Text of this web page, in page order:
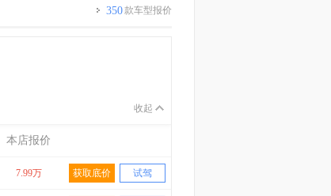
350款车型报价
收起
本店报价
7.99万 获取底价 试驾